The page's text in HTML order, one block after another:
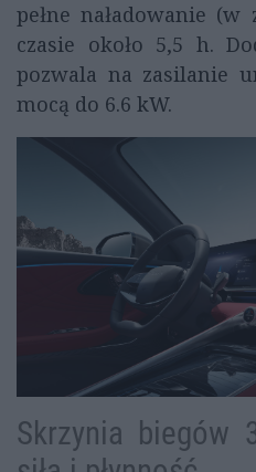
pełne naładowanie (w
czasie około 5,5 h.
pozwala na zasilanie
mocą do 6.6 kW.
Skrzynia biegów